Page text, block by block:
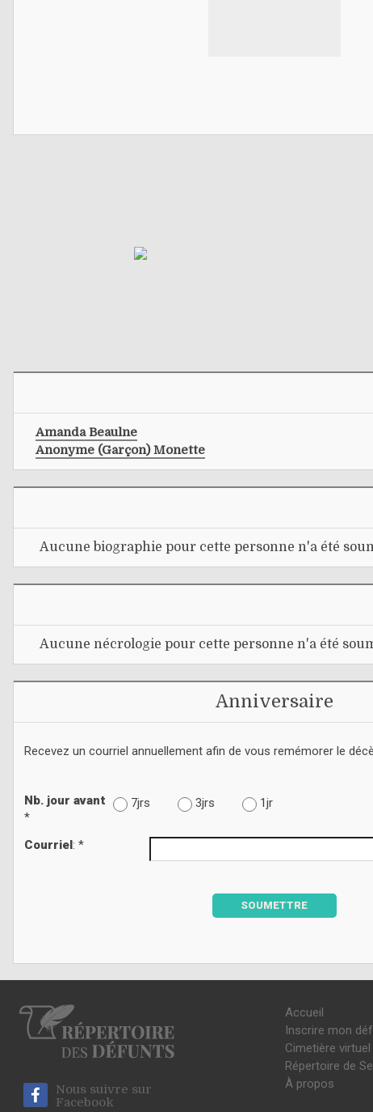
Amanda Beaulne
Anonyme (garçon) Monette
Aucune biographie pour cette personne n'a été
Aucune nécrologie pour cette personne n'a été
Anniversaire
Recevez un courriel annuellement afin de vous remémorer le
Nb. jour avant
*
7jrs 3jrs 1jr
Courriel: *
SOUMETTRE
Nous suivre sur
Facebook
Accueil
Inscrire mon
Cimetière virtuel
Répertoire de
À propos